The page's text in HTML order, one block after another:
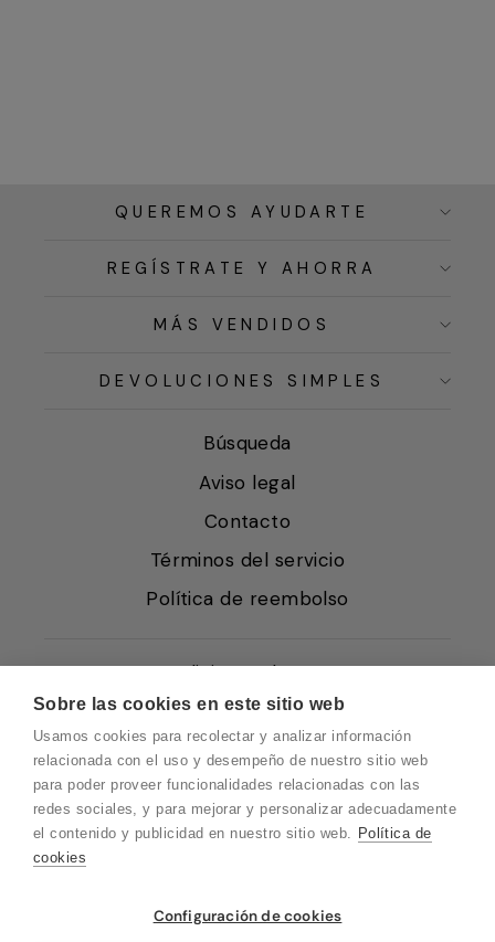
Sobre las cookies en este sitio web
Usamos cookies para recolectar y analizar información
relacionada con el uso y desempeño de nuestro sitio web
para poder proveer funcionalidades relacionadas con las
redes sociales, y para mejorar y personalizar adecuadamente
el contenido y publicidad en nuestro sitio web. Política de
cookies
Configuración de cookies
QUEREMOS AYUDARTE
REGÍSTRATE Y AHORRA
MÁS VENDIDOS
DEVOLUCIONES SIMPLES
Búsqueda
Aviso legal
Contacto
Términos del servicio
Política de reembolso
Condiciones de Venta
Quiénes somos
Política de Cookies
Protección de Datos
Blog EN
Blog DE
Vuelvo en un momento. Recuerda que
nuestro horario de atención al cliente es de